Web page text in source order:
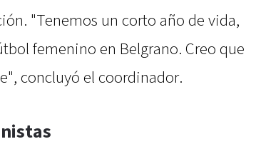
"Tenemos un corto año de vida,
femenino en Belgrano. Creo que
concluyó el coordinador.